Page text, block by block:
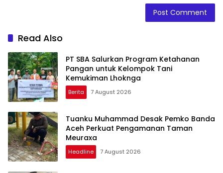
Read Also
PT SBA Salurkan Program Ketahanan
Pangan untuk Kelompok Tani
Kemukiman Lhoknga
Berita 7 August 2026
Tuanku Muhammad Desak Pemko Banda
Aceh Perkuat Pengamanan Taman
Meuraxa
Headline 7 August 2026